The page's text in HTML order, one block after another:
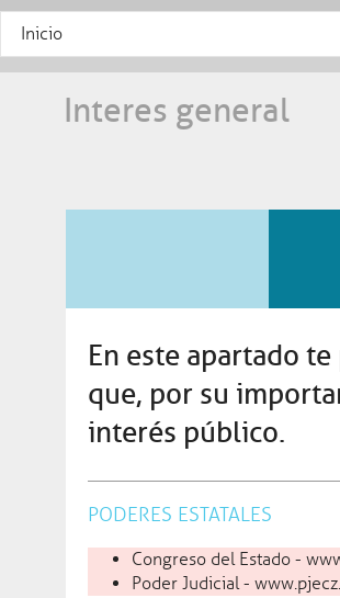
Inicio
Interes general
En este apartado
que, por su
interés público.
PODERES ESTATALES
Congreso del Estado -
Poder Judicial -